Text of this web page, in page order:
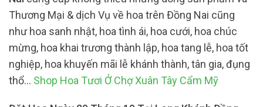
Thương Mại & dịch Vụ về hoa trên Đồng Nai cũng
như hoa sanh nhật, hoa tình ái, hoa cưới, hoa chúc
mừng, hoa khai trương thành lập, hoa tang lễ, hoa tốt
nghiệp, hoa khuyến mãi lễ khánh thành, tân gia, đụng
thổ… Shop Hoa Tươi Ở Chợ Xuân Tây Cẩm Mỹ